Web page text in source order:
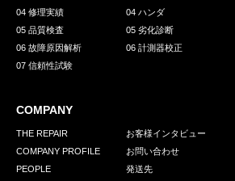
お問い合わせ 発送先
04 修理実績
05 品質検査
06 故障原因解析
07 信頼性試験
04 ハンダ
05 劣化診断
06 計測器校正
COMPANY
THE REPAIR
COMPANY PROFILE
PEOPLE
お客様インタビュー
お問い合わせ
発送先